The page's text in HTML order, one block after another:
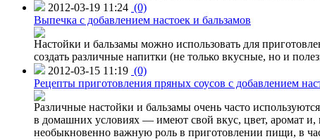
2012-03-19 11:24 (0)
Выпечка с добавлением настоек и бальзамов
Настойки и бальзамы можно использовать для
создать различные напитки (не только вкусные, но и
2012-03-15 11:19 (0)
Рецепты приготовления пряных соусов с добавлением
Различные настойки и бальзамы очень часто
в домашних условиях — имеют свой вкус, цвет, аромат и,
необыкновенно важную роль в приготовлении пищи, в